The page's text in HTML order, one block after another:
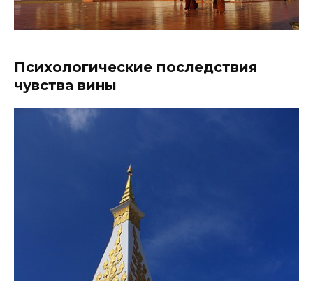
Психологические последствия
чувства вины